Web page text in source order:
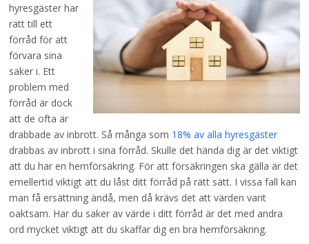
hyresgäster har
rätt till ett
förråd för att
förvara sina
saker i. Ett
problem med
förråd är dock
att de ofta är
drabbade av inbrott. Så många som 18% av alla hyresgäster
drabbas av inbrott i sina förråd. Skulle det hända dig är det viktigt
att du har en hemförsäkring. För att försäkringen ska gälla är det
emellertid viktigt att du låst ditt förråd på rätt sätt. I vissa fall kan
man få ersättning ändå, men då krävs det att värden varit
oaktsam. Har du saker av värde i ditt förråd är det med andra
ord mycket viktigt att du skaffar dig en bra hemförsäkring.